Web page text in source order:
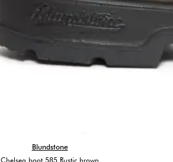
Blundstone
Chelsea boot 585 Rustic brown